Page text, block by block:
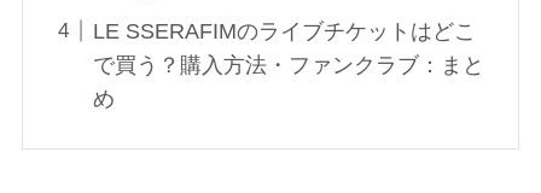
LE SSERAFIMのライブチケットはどこ
で買う？購入方法・ファンクラブ：まと
め